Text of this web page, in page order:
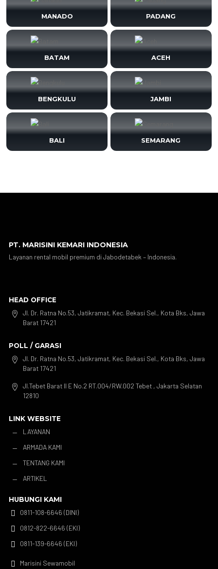
MANADO PADANG
BATAM ACEH
BENGKULU JAMBI
BALI SEMARANG
PT. MARISINI KEMARI INDONESIA
Layanan rental mobil premium di Jabodetabek – Indonesia.
HEAD OFFICE

Jl. Dr. Ratna No.53, Jatikramat, Kec. Bekasi Sel., Kota Bks, Jawa
Barat 17421
POLL / GARASI

Jl. Dr. Ratna No.53, Jatikramat, Kec. Bekasi Sel., Kota Bks, Jawa
Barat 17421

Jl.Tebet Barat II E No.2 RT.004/RW.002 Tebet , Jakarta Selatan
12810
LINK WEBSITE
K
LAYANAN
K ARMADA KAMI
K TENTANG KAMI
K ARTIKEL
HUBUNGI KAMI

0811-108-6646 (DINI)

0812-822-6646 (EKI)

0811-139-6646 (EKI)
 Marisini Sewamobil